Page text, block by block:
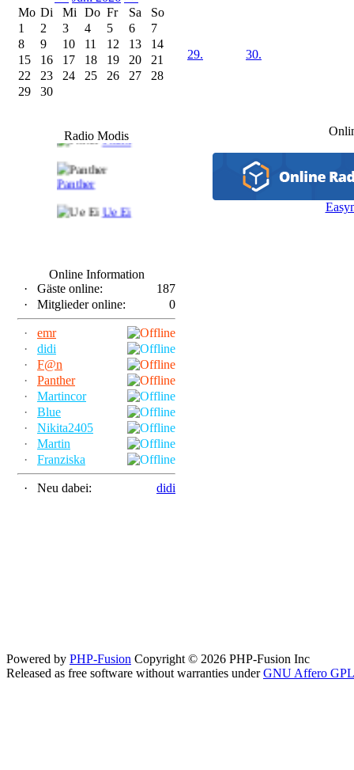
Mo Di Mi Do Fr Sa
So
1
2 3 4 5 6
7
8
9 10 11 12 13
14
15
16 17 18 19 20
21
22
23 24 25 26 27
28
29
30
Radio Modis
Frank
Panther
Ue Ei
Online Information
·
Gäste online:
187
·
Mitglieder online: 0
·
emr
·
didi
·
F@n
·
Panther
·
Martincor
·
Blue
·
Nikita2405
·
Martin
·
Franziska
· Neu dabei: didi
29. 30.
Powered by PHP-Fusion Copyright © 2026 PHP-Fusion Inc
Released as free software without warranties underGNU Affero GPL